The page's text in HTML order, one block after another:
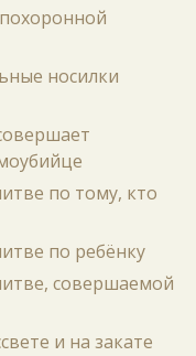
носилки
по тому, кто
по ребёнку
совершаемой
и на закате